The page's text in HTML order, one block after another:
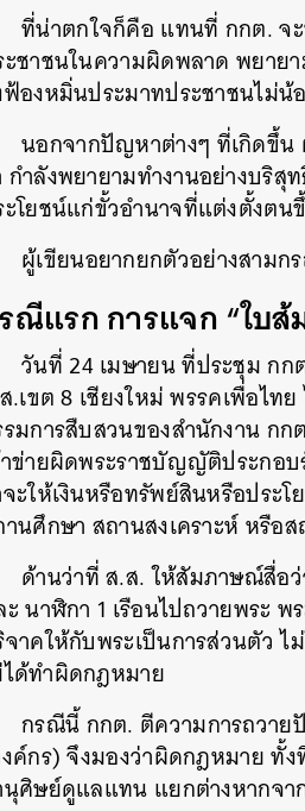
ที่น่าตกใจก็คือ แทนที่ กกต. จ
ชาชนในความผิดพลาด พยาย
องหมิ่นประมาทประชาชนไม่
นอกจากปัญหาต่างๆ ที่เกิดขึ้น
กำลังพยายามทำงานอย่างบริสุ
โยชน์แก่ขั้วอำนาจที่แต่งตั้งต
ผู้เขียนอยากยกตัวอย่างสาม
ณีแรก การแจก “ใบส้
วันที่ 24 เมษายน ที่ประชุม ก
.เขต 8 เชียงใหม่ พรรคเพื่อไท
มการสืบสวนของสำนักงาน ก
ข่ายผิดพระราชบัญญัติประกอ
ะให้เงินหรือทรัพย์สินหรือประ
นศึกษา สถานสงเคราะห์ หรือ
ด้านว่าที่ ส.ส. ให้สัมภาษณ์สื่อ
นาฬิกา 1 เรือนไปถวายพระ
าคให้กับพระเป็นการส่วนตัว ไ
ด้ทำผิดกฎหมาย
กรณีนี้ กกต. ตีความการถวาย
ค์กร) จึงมองว่าผิดกฎหมาย ทั้
ศิษย์ดูแลแทน แยกต่างหากจา
ค้นหา